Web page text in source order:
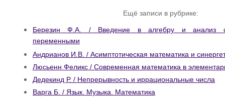
Ещё записи в рубрике:
Березин Ф.А. / Введение в алгебру и анализ с
переменными
Андрианов И.В. / Асимптотическая математика и
Люсьенн Феликс / Современная математика в
Дедекинд Р. / Непрерывность и иррациональные числа
Варга Б. / Язык. Музыка. Математика